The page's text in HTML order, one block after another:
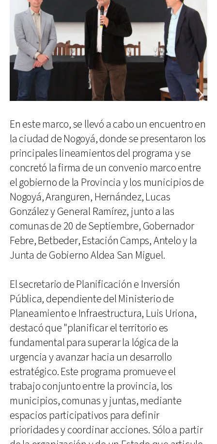
En este marco, se llevó a cabo un encuentro en
la ciudad de Nogoyá, donde se presentaron los
principales lineamientos del programa y se
concretó la firma de un convenio marco entre
el gobierno de la Provincia y los municipios de
Nogoyá, Aranguren, Hernández, Lucas
González y General Ramírez, junto a las
comunas de 20 de Septiembre, Gobernador
Febre, Betbeder, Estación Camps, Antelo y la
Junta de Gobierno Aldea San Miguel.
El secretario de Planificación e Inversión
Pública, dependiente del Ministerio de
Planeamiento e Infraestructura, Luis Uriona,
destacó que "planificar el territorio es
fundamental para superar la lógica de la
urgencia y avanzar hacia un desarrollo
estratégico. Este programa promueve el
trabajo conjunto entre la provincia, los
municipios, comunas y juntas, mediante
espacios participativos para definir
prioridades y coordinar acciones. Sólo a partir